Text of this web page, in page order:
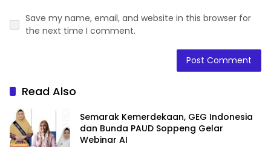
Save my name, email, and website in this browser for
the next time I comment.
Read Also
Semarak Kemerdekaan, GEG Indonesia
dan Bunda PAUD Soppeng Gelar
Webinar AI